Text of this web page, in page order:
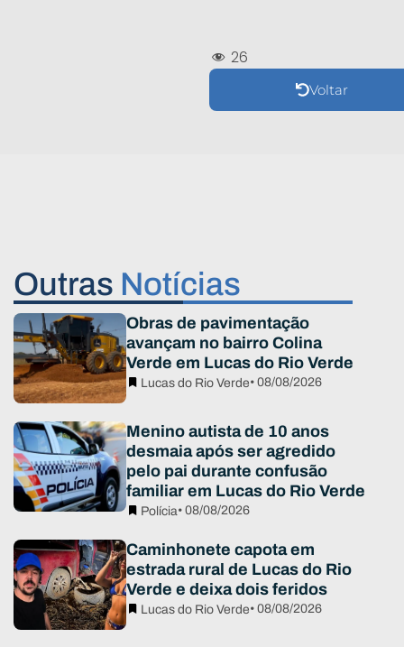
26
Voltar
Outras Notícias
Obras de pavimentação
avançam no bairro Colina
Verde em Lucas do Rio Verde
Lucas do Rio Verde• 08/08/2026
Menino autista de 10 anos
desmaia após ser agredido
pelo pai durante confusão
familiar em Lucas do Rio Verde
Polícia• 08/08/2026
Caminhonete capota em
estrada rural de Lucas do Rio
Verde e deixa dois feridos
Lucas do Rio Verde• 08/08/2026